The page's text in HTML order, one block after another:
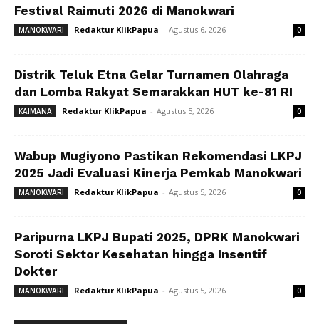
Festival Raimuti 2026 di Manokwari
MANOKWARI Redaktur KlikPapua - Agustus 6, 2026 0
Distrik Teluk Etna Gelar Turnamen Olahraga
dan Lomba Rakyat Semarakkan HUT ke-81 RI
KAIMANA Redaktur KlikPapua - Agustus 5, 2026 0
Wabup Mugiyono Pastikan Rekomendasi LKPJ
2025 Jadi Evaluasi Kinerja Pemkab Manokwari
MANOKWARI Redaktur KlikPapua - Agustus 5, 2026 0
Paripurna LKPJ Bupati 2025, DPRK Manokwari
Soroti Sektor Kesehatan hingga Insentif
Dokter
MANOKWARI Redaktur KlikPapua - Agustus 5, 2026 0